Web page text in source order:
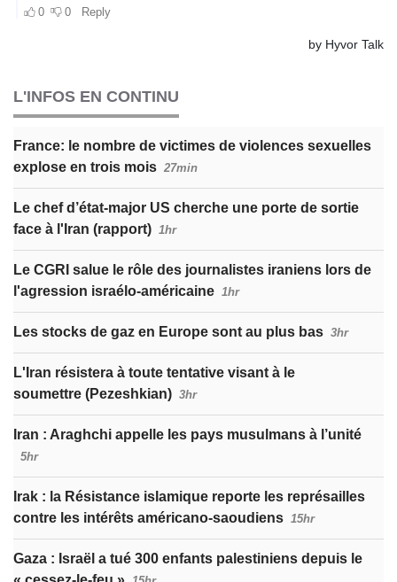
L'INFOS EN CONTINU
France: le nombre de victimes de violences sexuelles
explose en trois mois 27min
Le chef d’état-major US cherche une porte de sortie
face à l'Iran (rapport) 1hr
Le CGRI salue le rôle des journalistes iraniens lors de
l'agression israélo-américaine 1hr
Les stocks de gaz en Europe sont au plus bas 3hr
L'Iran résistera à toute tentative visant à le
soumettre (Pezeshkian) 3hr
Iran : Araghchi appelle les pays musulmans à l’unité
5hr
Irak : la Résistance islamique reporte les représailles
contre les intérêts américano-saoudiens 15hr
Gaza : Israël a tué 300 enfants palestiniens depuis le